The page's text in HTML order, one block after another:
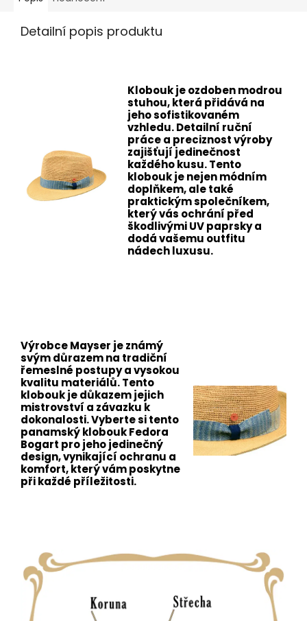
Detailní popis produktu
Klobouk je ozdoben modrou
stuhou, která přidává na
jeho sofistikovaném
vzhledu. Detailní ruční
práce a preciznost výroby
zajišťují jedinečnost
každého kusu. Tento
klobouk je nejen módním
doplňkem, ale také
praktickým společníkem,
který vás ochrání před
škodlivými UV paprsky a
dodá vašemu outfitu
nádech luxusu.
Výrobce Mayser je známý
svým důrazem na tradiční
řemeslné postupy a vysokou
kvalitu materiálů. Tento
klobouk je důkazem jejich
mistrovství a závazku k
dokonalosti. Vyberte si tento
panamský klobouk Fedora
Bogart pro jeho jedinečný
design, vynikající ochranu a
komfort, který vám poskytne
při každé příležitosti.